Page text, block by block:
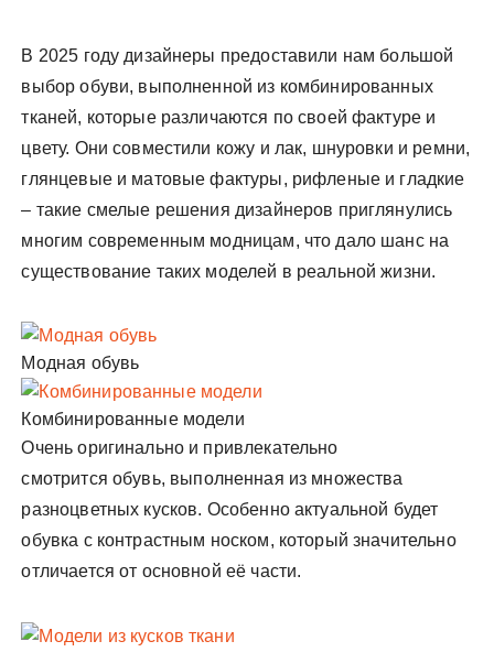
В 2025 году дизайнеры предоставили нам большой
выбор обуви, выполненной из комбинированных
тканей, которые различаются по своей фактуре и
цвету. Они совместили кожу и лак, шнуровки и ремни,
глянцевые и матовые фактуры, рифленые и гладкие
– такие смелые решения дизайнеров приглянулись
многим современным модницам, что дало шанс на
существование таких моделей в реальной жизни.
Модная обувь
Комбинированные модели
Очень оригинально и привлекательно
смотрится обувь, выполненная из множества
разноцветных кусков. Особенно актуальной будет
обувка с контрастным носком, который значительно
отличается от основной её части.